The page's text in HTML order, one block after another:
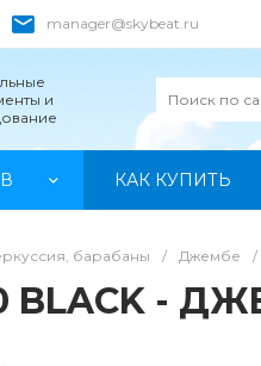
manager@skybeat.ru
и
КАК КУПИТЬ
барабаны / Джембе /
10 BLACK